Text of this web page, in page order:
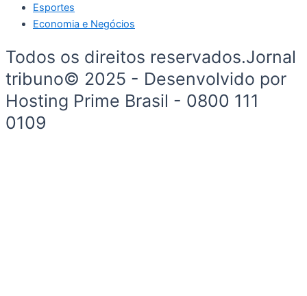
Esportes
Economia e Negócios
Todos os direitos reservados.Jornal
tribuno© 2025 - Desenvolvido por
Hosting Prime Brasil - 0800 111
0109